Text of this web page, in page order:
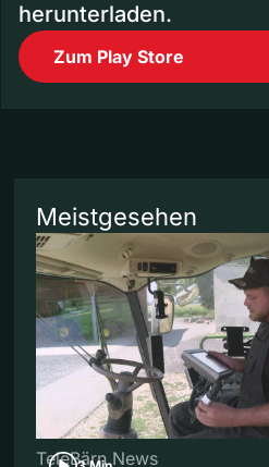
herunterladen.
Zum Play Store
Meistgesehen
TeleBärn News